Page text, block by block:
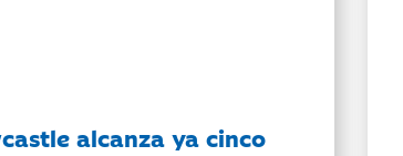
alcanza ya cinco